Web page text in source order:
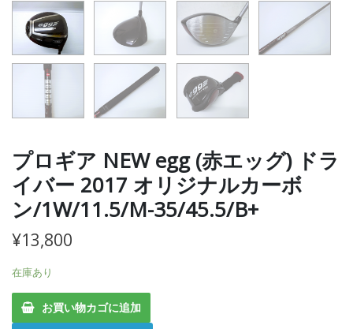
プロギア NEW egg (赤エッグ) ドラ
イバー 2017 オリジナルカーボ
ン/1W/11.5/M-35/45.5/B+
¥13,800
在庫あり
お買い物カゴに追加